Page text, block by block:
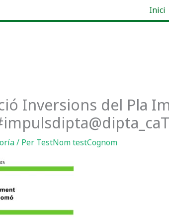
Inici
Inversions del Pla
/ Per TestNom testCognom